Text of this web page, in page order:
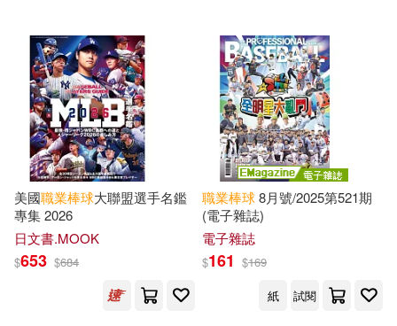
美國職業棒球大聯盟選手名鑑
專集 2026
日文書.MOOK
$653 $684
職業棒球8月號/2025第521期
(電子雜誌)
電子雜誌
$161 $169
紙
試閱